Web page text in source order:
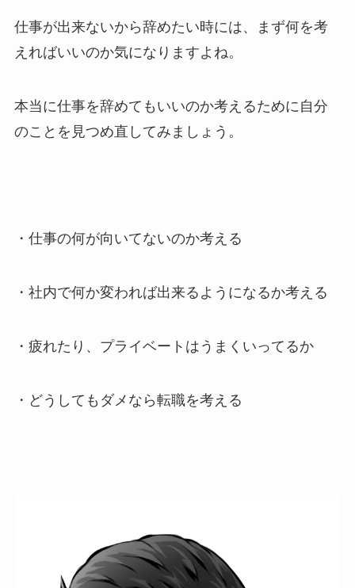
仕事が出来ないから辞めたい時には、まず何を考
えればいいのか気になりますよね。
本当に仕事を辞めてもいいのか考えるために自分
のことを見つめ直してみましょう。
・仕事の何が向いてないのか考える
・社内で何か変われば出来るようになるか考える
・疲れたり、プライベートはうまくいってるか
・どうしてもダメなら転職を考える